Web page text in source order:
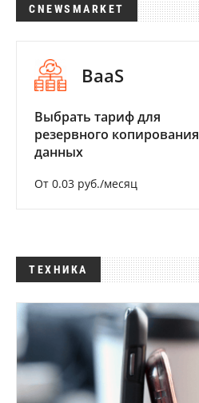
CNEWSMARKET
BaaS
Выбрать тариф для
резервного копирования
данных
От 0.03 руб./месяц
ТЕХНИКА